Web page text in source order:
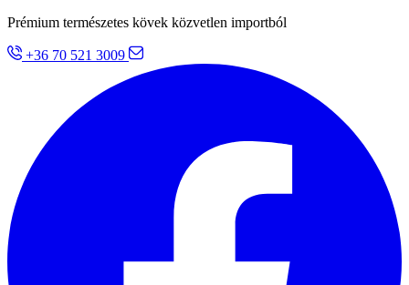
Prémium természetes kövek közvetlen importból
+36 70 521 3009